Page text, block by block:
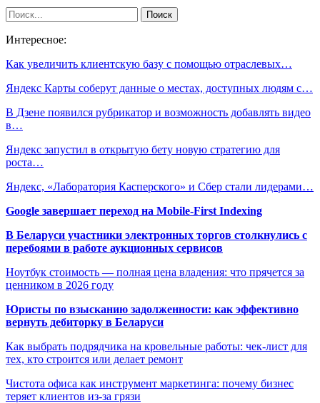
Интересное:
Как увеличить клиентскую базу с помощью отраслевых…
Яндекс Карты соберут данные о местах, доступных людям с…
В Дзене появился рубрикатор и возможность добавлять видео
в…
Яндекс запустил в открытую бету новую стратегию для
роста…
Яндекс, «Лаборатория Касперского» и Сбер стали лидерами…
Google завершает переход на Mobile-First Indexing
В Беларуси участники электронных торгов столкнулись с
перебоями в работе аукционных сервисов
Ноутбук стоимость — полная цена владения: что прячется за
ценником в 2026 году
Юристы по взысканию задолженности: как эффективно
вернуть дебиторку в Беларуси
Как выбрать подрядчика на кровельные работы: чек-лист для
тех, кто строится или делает ремонт
Чистота офиса как инструмент маркетинга: почему бизнес
теряет клиентов из-за грязи